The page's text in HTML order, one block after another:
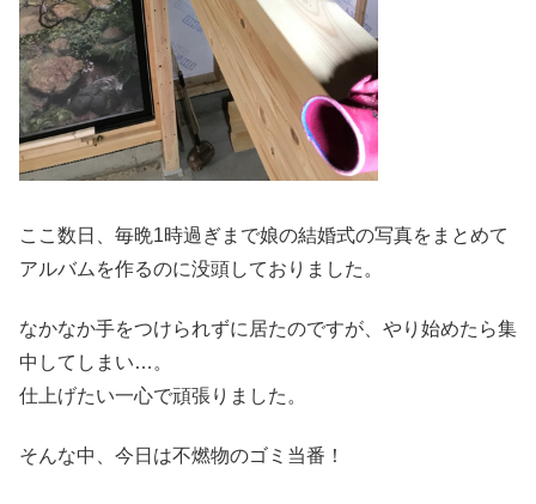
ここ数日、毎晩1時過ぎまで娘の結婚式の写真をまとめて
アルバムを作るのに没頭しておりました。
なかなか手をつけられずに居たのですが、やり始めたら集
中してしまい…。
仕上げたい一心で頑張りました。
そんな中、今日は不燃物のゴミ当番！